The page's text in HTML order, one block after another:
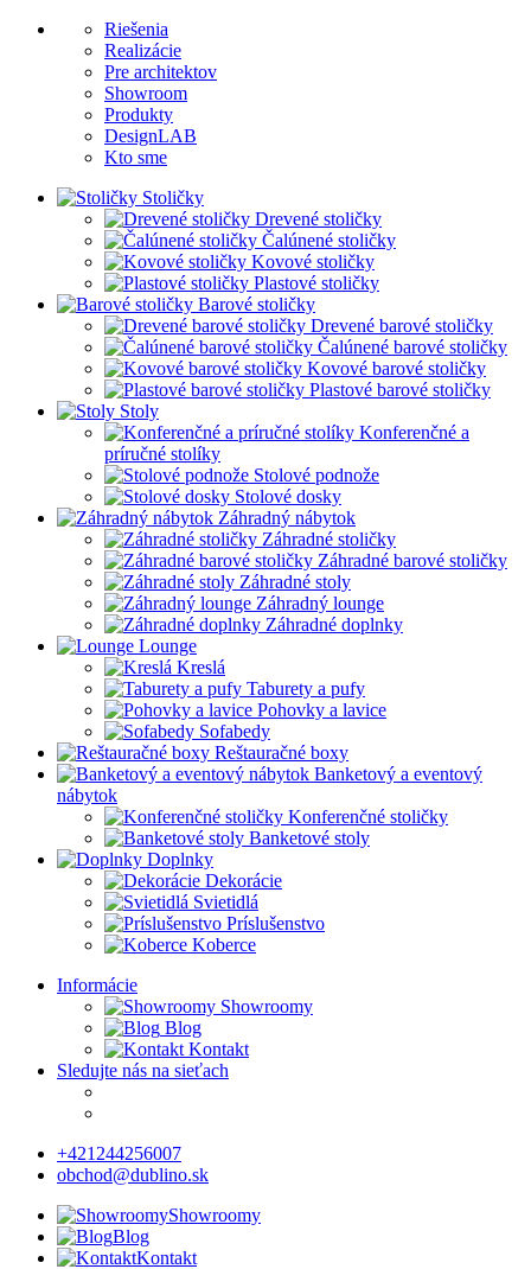
Riešenia
Realizácie
Pre architektov
Showroom
Produkty
DesignLAB
Kto sme
Stoličky
Drevené stoličky
Čalúnené stoličky
Kovové stoličky
Plastové stoličky
Barové stoličky
Drevené barové stoličky
Čalúnené barové stoličky
Kovové barové stoličky
Plastové barové stoličky
Stoly
Konferenčné a
príručné stolíky
Stolové podnože
Stolové dosky
Záhradný nábytok
Záhradné stoličky
Záhradné barové stoličky
Záhradné stoly
Záhradný lounge
Záhradné doplnky
Lounge
Kreslá
Taburety a pufy
Pohovky a lavice
Sofabedy
Reštauračné boxy
Banketový a eventový
nábytok
Konferenčné stoličky
Banketové stoly
Doplnky
Dekorácie
Svietidlá
Príslušenstvo
Koberce
Informácie
Showroomy
Blog
Kontakt
Sledujte nás na sieťach
+421244256007
obchod@dublino.sk
Showroomy
Blog
Kontakt